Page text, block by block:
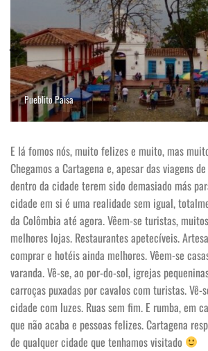
Pueblito Paisa
E lá fomos nós, muito felizes e muito, mas
Chegamos a Cartagena e, apesar das viagens
dentro da cidade terem sido demasiado más
cidade em si é uma realidade sem igual,
da Colômbia até agora. Vêem-se turistas,
melhores lojas. Restaurantes apetecíveis.
comprar e hotéis ainda melhores. Vêem-se
varanda. Vê-se, ao por-do-sol, igrejas
carroças puxadas por cavalos com turistas. Vê-
cidade com luzes. Ruas sem fim. E rumba, em
que não acaba e pessoas felizes. Cartagena
de qualquer cidade que tenhamos visitado